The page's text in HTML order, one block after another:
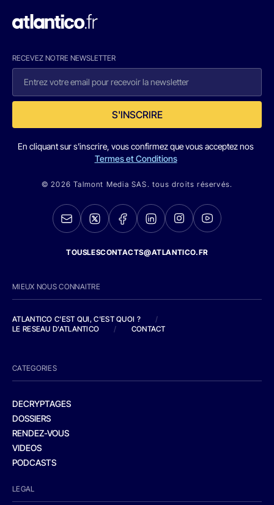
RECEVEZ NOTRE NEWSLETTER
S'INSCRIRE
En cliquant sur s'inscrire, vous confirmez que vous acceptez nos
Termes et Conditions
© 2026 Talmont Media SAS. tous droits réservés.
TOUSLESCONTACTS@ATLANTICO.FR
MIEUX NOUS CONNAITRE
ATLANTICO C'EST QUI, C'EST QUOI ?
/
LE RESEAU D'ATLANTICO
/ CONTACT
CATEGORIES
DECRYPTAGES
DOSSIERS
RENDEZ-VOUS
VIDEOS
PODCASTS
LEGAL